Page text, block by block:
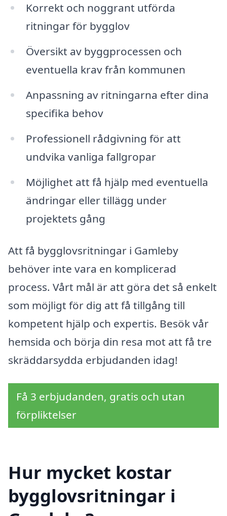
Korrekt och noggrant utförda
ritningar för bygglov
Översikt av byggprocessen och
eventuella krav från kommunen
Anpassning av ritningarna efter dina
specifika behov
Professionell rådgivning för att
undvika vanliga fallgropar
Möjlighet att få hjälp med eventuella
ändringar eller tillägg under
projektets gång
Att få bygglovsritningar i Gamleby
behöver inte vara en komplicerad
process. Vårt mål är att göra det så enkelt
som möjligt för dig att få tillgång till
kompetent hjälp och expertis. Besök vår
hemsida och börja din resa mot att få tre
skräddarsydda erbjudanden idag!
Få 3 erbjudanden, gratis och utan
förpliktelser
Hur mycket kostar
bygglovsritningar i